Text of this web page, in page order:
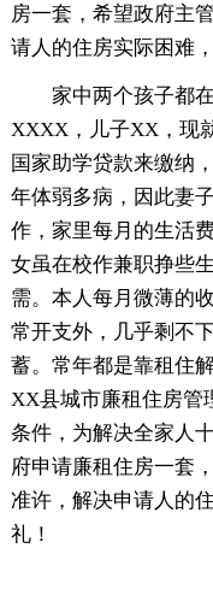
房一套，希望政府主
请人的住房实际困难
家中两个孩子都
XXXX，儿子XX，现
国家助学贷款来缴纳
年体弱多病，因此妻
作，家里每月的生活
女虽在校作兼职挣些
需。本人每月微薄的
常开支外，几乎剩不
蓄。常年都是靠租住
XX县城市廉租住房管
条件，为解决全家人
府申请廉租住房一套
准许，解决申请人的
礼！